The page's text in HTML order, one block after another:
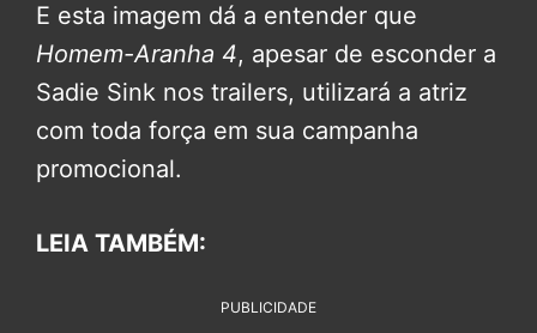
E esta imagem dá a entender que
Homem-Aranha 4, apesar de esconder a
Sadie Sink nos trailers, utilizará a atriz
com toda força em sua campanha
promocional.
LEIA TAMBÉM:
PUBLICIDADE